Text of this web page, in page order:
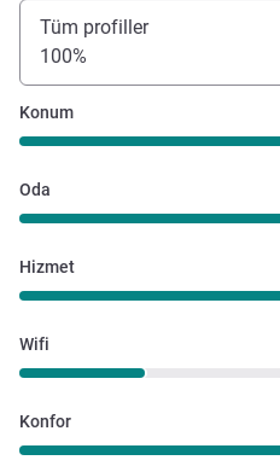
Tüm profiller
100%
Konum
Oda
Hizmet
Wifi
Konfor